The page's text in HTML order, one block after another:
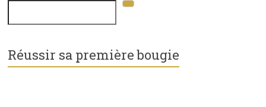
Réussir sa première bougie